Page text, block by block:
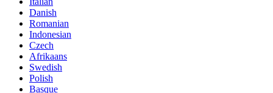
Danish
Romanian
Indonesian
Czech
Afrikaans
Swedish
Polish
Basque